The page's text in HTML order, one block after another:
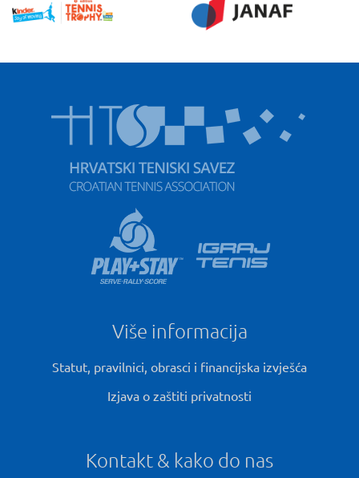
Više informacija
Statut, pravilnici, obrasci i financijska izvješća
Izjava o zaštiti privatnosti
Kontakt & kako do nas